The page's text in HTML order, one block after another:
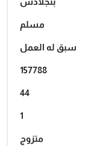
مسلم
سبق له العمل
157788
44
1
متزوج